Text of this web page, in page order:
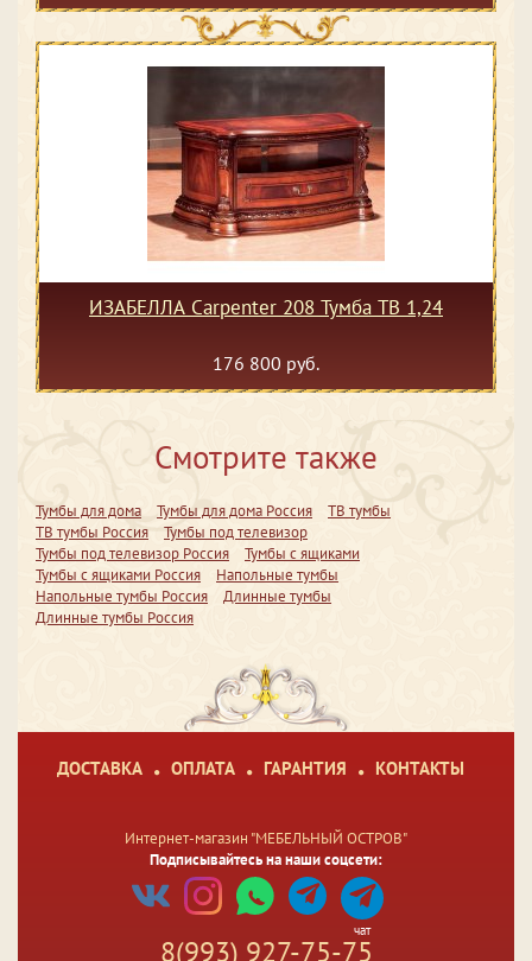
ИЗАБЕЛЛА Сarpenter 208 Тумба ТВ 1,24
176 800 руб.
Смотрите также
Тумбы для дома Тумбы для дома Россия
ТВ тумбы
ТВ тумбы Россия
Тумбы под телевизор
Тумбы под телевизор Россия
Тумбы с ящиками
Тумбы с ящиками Россия
Напольные тумбы
Напольные тумбы Россия
Длинные тумбы
Длинные тумбы Россия
ДОСТАВКА ОПЛАТА ГАРАНТИЯ КОНТАКТЫ
Интернет-магазин "МЕБЕЛЬНЫЙ ОСТРОВ"
Подписывайтесь на наши соцсети:
чат
8(993) 927-75-75